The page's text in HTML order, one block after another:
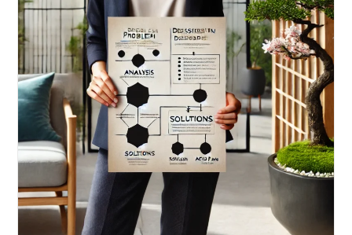
Eagleman
(Autor),
Anthony
Brandt
(Autor),
Jürgen
Neubauer
(Übersetzer)